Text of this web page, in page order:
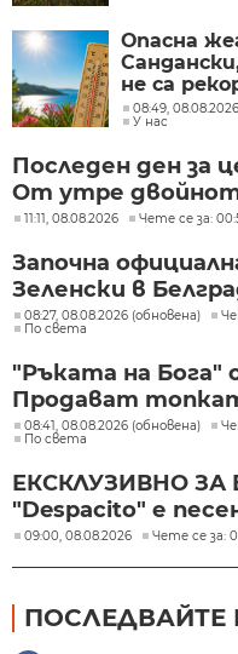
Опасна
не са
08:49,
У нас
Последен ден за
От утре
11:11, 08.08.2026 Чете се за:
Започна
Зеленски в
08:27, 08.08.2026 (обновена)
По света
"Ръката на Бога"
Продават
08:41, 08.08.2026 (обновена)
По света
ЕКСКЛУЗИВНО ЗА
"Despacito" е
09:00, 08.08.2026 Чете се за:
ПОСЛЕДВАЙТЕ